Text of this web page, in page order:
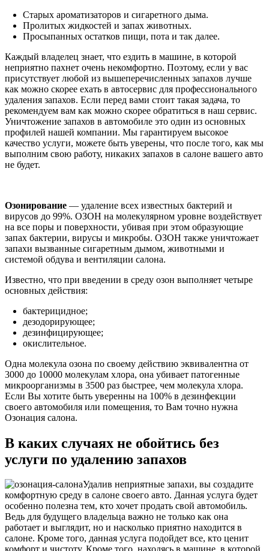
Старых ароматизаторов и сигаретного дыма.
Пролитых жидкостей и запах животных.
Просыпанных остатков пищи, пота и так далее.
Каждый владелец знает, что ездить в машине, в которой
неприятно пахнет очень некомфортно. Поэтому, если у вас
присутствует любой из вышеперечисленных запахов лучше
как можно скорее ехать в автосервис для профессионального
удаления запахов. Если перед вами стоит такая задача, то
рекомендуем вам как можно скорее обратиться в наш сервис.
Уничтожение запахов в автомобиле это один из основных
профилей нашей компании. Мы гарантируем высокое
качество услуги, можете быть уверены, что после того, как мы
выполним свою работу, никаких запахов в салоне вашего авто
не будет.
Озонирование — удаление всех известных бактерий и
вирусов до 99%. ОЗОН на молекулярном уровне воздействует
на все поры и поверхности, убивая при этом образующие
запах бактерии, вирусы и микробы. ОЗОН также уничтожает
запахи вызванные сигаретным дымом, животными и
системой обдува и вентиляции салона.
Известно, что при введении в среду озон выполняет четыре
основных действия:
бактерицидное;
дезодорирующее;
дезинфицирующее;
окислительное.
Одна молекула озона по своему действию эквивалентна от
3000 до 10000 молекулам хлора, она убивает патогенные
микроорганизмы в 3500 раз быстрее, чем молекула хлора.
Если Вы хотите быть уверенны на 100% в дезинфекции
своего автомобиля или помещения, то Вам точно нужна
Озонация салона.
В каких случаях не обойтись без
услуги по удалению запахов
Удалив неприятные запахи, вы создадите
комфортную среду в салоне своего авто. Данная услуга будет
особенно полезна тем, кто хочет продать свой автомобиль.
Ведь для будущего владельца важно не только как она
работает и выглядит, но и насколько приятно находится в
салоне. Кроме того, данная услуга подойдет все, кто ценит